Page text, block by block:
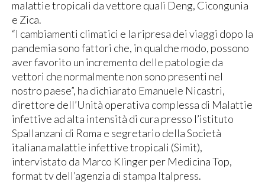
malattie tropicali da vettore quali Deng, Cicongunia
e Zica.
“I cambiamenti climatici e la ripresa dei viaggi dopo la
pandemia sono fattori che, in qualche modo, possono
aver favorito un incremento delle patologie da
vettori che normalmente non sono presenti nel
nostro paese”, ha dichiarato Emanuele Nicastri,
direttore dell’Unità operativa complessa di Malattie
infettive ad alta intensità di cura presso l’istituto
Spallanzani di Roma e segretario della Società
italiana malattie infettive tropicali (Simit),
intervistato da Marco Klinger per Medicina Top,
format tv dell’agenzia di stampa Italpress.